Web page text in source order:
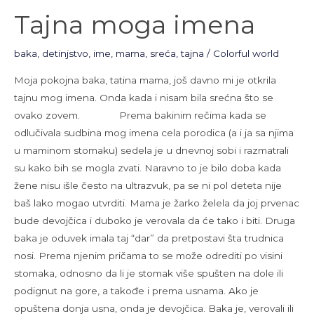
Tajna moga imena
baka detinjstvo ime mama sreća ,tajna / Colorful world
Moja pokojna baka, tatina mama, još davno mi je otkrila
tajnu mog imena. Onda kada i nisam bila srećna što se
ovako zovem. Prema bakinim rečima kada se
odlučivala sudbina mog imena cela porodica (a i ja sa njima
u maminom stomaku) sedela je u dnevnoj sobi i razmatrali
su kako bih se mogla zvati. Naravno to je bilo doba kada
žene nisu išle često na ultrazvuk, pa se ni pol deteta nije
baš lako mogao utvrditi. Mama je žarko želela da joj prvenac
bude devojčica i duboko je verovala da će tako i biti. Druga
baka je oduvek imala taj “dar” da pretpostavi šta trudnica
nosi. Prema njenim pričama to se može odrediti po visini
stomaka, odnosno da li je stomak više spušten na dole ili
podignut na gore, a takođe i prema usnama. Ako je
opuštena donja usna, onda je devojčica. Baka je, verovali ili
moga
imena